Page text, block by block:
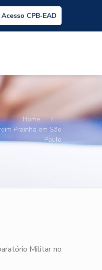
Acesso CPB-EAD
Home
Prainha em São
Paulo
Militar no